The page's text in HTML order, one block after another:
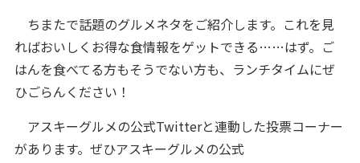
ちまたで話題のグルメネタをご紹介します。これを見
ればおいしくお得な食情報をゲットできる……はず。ご
はんを食べてる方もそうでない方も、ランチタイムにぜ
ひごらんください！
アスキーグルメの公式Twitterと連動した投票コーナー
があります。ぜひアスキーグルメの公式